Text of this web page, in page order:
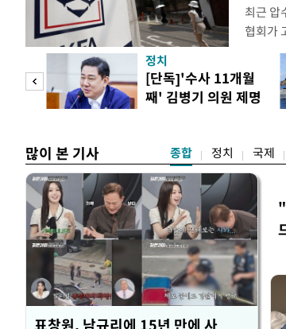
최근 압
협회가
관계
다. 축
컵 조별
회에서
정치
[단독]'수사 11개월
째' 김병기 의원 제명
많이 본 기사 종합 정치 국제
표창원, 남규리에 15년 만에 사